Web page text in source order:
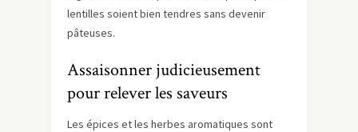
lentilles soient bien tendres sans devenir
pâteuses.
Assaisonner judicieusement
pour relever les saveurs
Les épices et les herbes aromatiques sont